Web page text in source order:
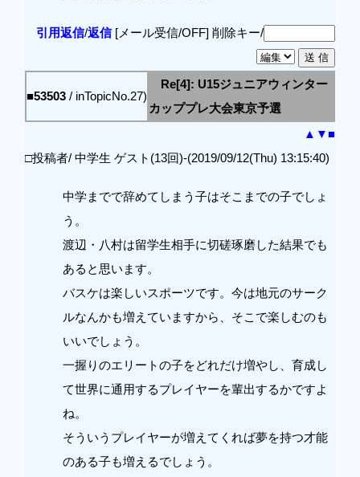
引用返信/返信[メール受信/OFF] 削除キー/
■53503 / inTopicNo.27)
Re[4]: U15ジュニアウィンター
カッププレ大会東京予選
▲ ▼■
□投稿者/ 中学生 ゲスト(13回)-(2019/09/12(Thu) 13:15:40)
中学までで辞めてしまう子はそこまでの子でしょ
う。
渡辺・八村は留学生相手に切磋琢磨した結果でも
あると思います。
バスケは楽しいスポーツです。今は地元のサーク
ルなんかも増えていますから、そこで楽しむのも
いいでしょう。
一握りのエリートの子をどれだけ増やし、育成し
て世界に通用するプレイヤーを輩出するかですよ
ね。
そういうプレイヤーが増えてくれば夢を持つ才能
のある子も増えるでしょう。